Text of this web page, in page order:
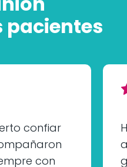
pacientes
confiar
con